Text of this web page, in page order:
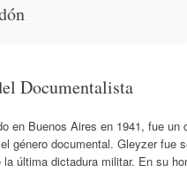
Documentalista
en Buenos Aires en 1941, fue un
género documental. Gleyzer fue
última dictadura militar. En su